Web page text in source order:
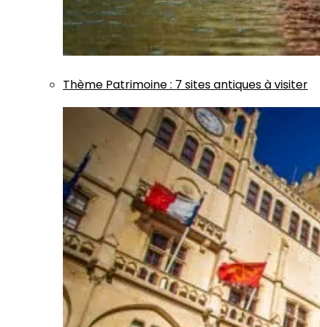
Thème Patrimoine: 7 sites antiques à visiter